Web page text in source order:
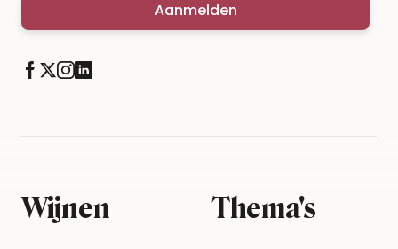
Aanmelden
Wijnen Thema's